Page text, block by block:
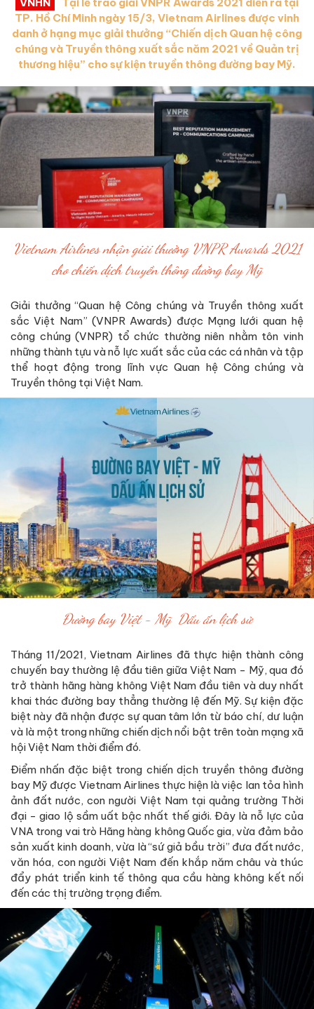
TP. Hồ Chí Minh ngày 15/3, Vietnam Airlines được vinh
danh ở hạng mục giải thưởng “Chiến dịch Quan hệ công
chúng và Truyền thông xuất sắc năm 2021 về Quản trị
thương hiệu” cho sự kiện truyền thông đường bay Mỹ.
Vietnam Airlines nhận giải thưởng VNPR Awards 2021
cho chiến dịch truyền thông đường bay Mỹ
Giải thưởng “Quan hệ Công chúng và Truyền thông xuất
sắc Việt Nam” (VNPR Awards) được Mạng lưới quan hệ
công chúng (VNPR) tổ chức thường niên nhằm tôn vinh
những thành tựu và nỗ lực xuất sắc của các cá nhân và tập
thể hoạt động trong lĩnh vực Quan hệ Công chúng và
Truyền thông tại Việt Nam.
Đường bay Việt - Mỹ Dấu ấn lịch sử
Tháng 11/2021, Vietnam Airlines đã thực hiện thành công
chuyến bay thường lệ đầu tiên giữa Việt Nam - Mỹ, qua đó
trở thành hãng hàng không Việt Nam đầu tiên và duy nhất
khai thác đường bay thẳng thường lệ đến Mỹ. Sự kiện đặc
biệt này đã nhận được sự quan tâm lớn từ báo chí, dư luận
và là một trong những chiến dịch nổi bật trên toàn mạng xã
hội Việt Nam thời điểm đó.
Điểm nhấn đặc biệt trong chiến dịch truyền thông đường
bay Mỹ được Vietnam Airlines thực hiện là việc lan tỏa hình
ảnh đất nước, con người Việt Nam tại quảng trường Thời
đại - giao lộ sầm uất bậc nhất thế giới. Đây là nỗ lực của
VNA trong vai trò Hãng hàng không Quốc gia, vừa đảm bảo
sản xuất kinh doanh, vừa là “sứ giả bầu trời” đưa đất nước,
văn hóa, con người Việt Nam đến khắp năm châu và thúc
đẩy phát triển kinh tế thông qua cầu hàng không kết nối
đến các thị trường trọng điểm.